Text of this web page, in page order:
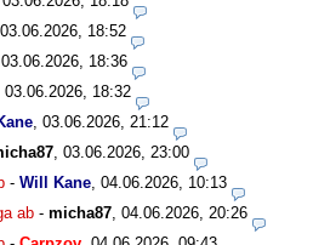
03.06.2026, 18:52
03.06.2026, 18:36
03.06.2026, 18:32
03.06.2026, 21:12
03.06.2026, 23:00
- Will Kane 04.06.2026, 10:13
ab - micha87 04.06.2026, 20:26